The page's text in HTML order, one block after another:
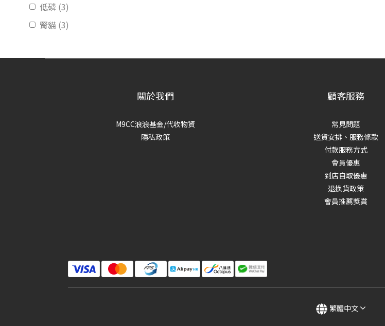
低磷 (3)
腎貓 (3)
關於我們
M9CC浪浪基金/代收物資
隱私政策
顧客服務
常見問題
送貨安排、服務條款
付款服務方式
會員優惠
到店自取優惠
退換貨政策
會員推薦獎賞
繁體中文